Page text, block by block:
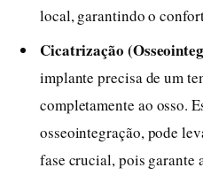
local, garantindo o
Cicatrização
implante precisa de um
completamente ao osso.
osseointegração, pode
fase crucial, pois garante